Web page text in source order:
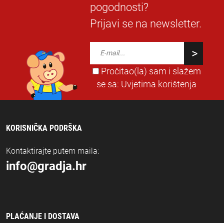
pogodnosti?
Prijavi se na newsletter.
Pročitao(la) sam i slažem
se sa: Uvjetima korištenja
KORISNIČKA PODRŠKA
Kontaktirajte putem maila:
info@gradja.hr
PLAĆANJE I DOSTAVA